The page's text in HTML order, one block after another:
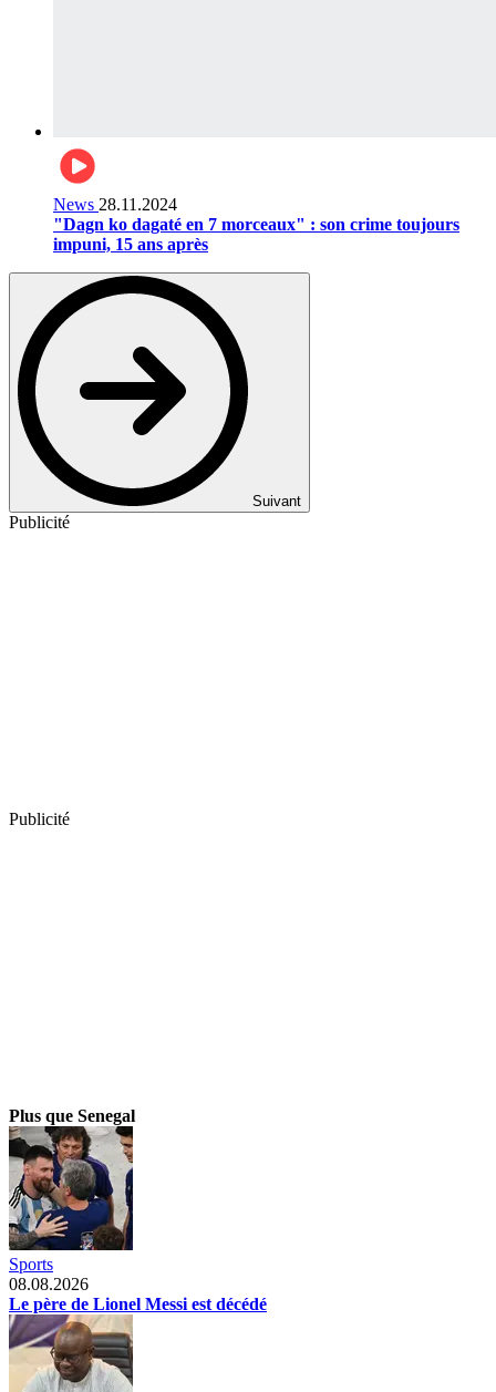
News 28.11.2024
"Dagn ko dagaté en 7 morceaux" : son crime toujours
impuni, 15 ans après
Suivant
Publicité
Publicité
Plus que Senegal
Sports
08.08.2026
Le père de Lionel Messi est décédé